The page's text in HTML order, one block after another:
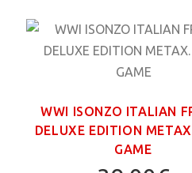
WWI ISONZO ITALIAN
DELUXE EDITION
GAME